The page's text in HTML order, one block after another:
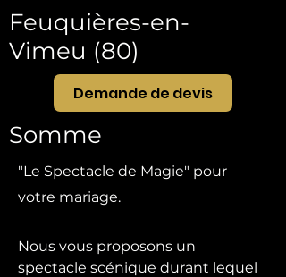
Feuquières-en-
Vimeu (80)
Demande de devis
Somme
"Le Spectacle de Magie" pour
votre mariage.
Nous vous proposons un
spectacle scénique durant lequel